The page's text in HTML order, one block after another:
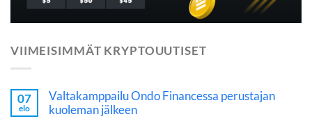
VIIMEISIMMÄT KRYPTOUUTISET
07
elo
Valtakamppailu Ondo Financessa perustajan
kuoleman jälkeen